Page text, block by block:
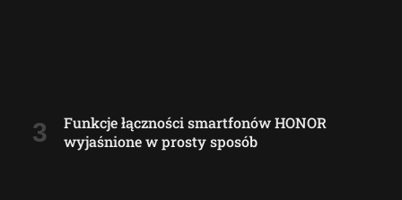
Funkcje łączności smartfonów HONOR
wyjaśnione w prosty sposób